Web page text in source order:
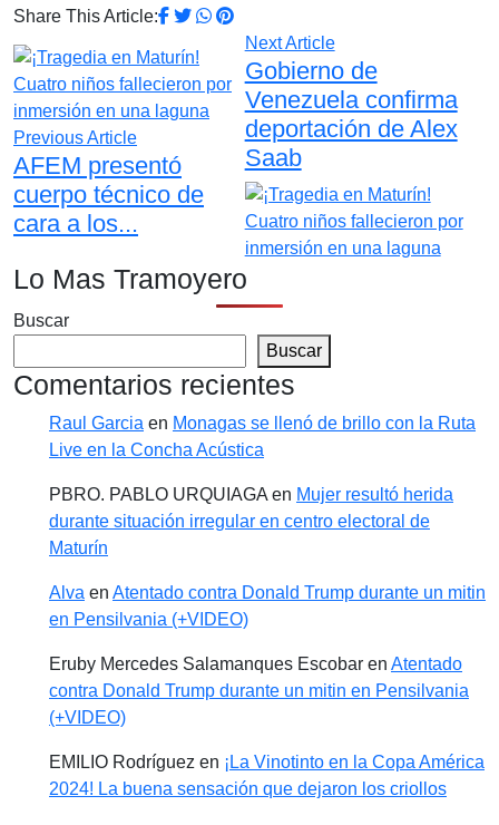
Share This Article:
Previous Article
AFEM presentó
cuerpo técnico de
cara a los...
Next Article
Gobierno de
Venezuela confirma
deportación de Alex
Saab
Lo Mas Tramoyero
Buscar
Buscar
Comentarios recientes
Raul Garcia en Monagas se llenó de brillo con la Ruta
Live en la Concha Acústica
PBRO. PABLO URQUIAGA en Mujer resultó herida
durante situación irregular en centro electoral de
Maturín
Alva en Atentado contra Donald Trump durante un mitin
en Pensilvania (+VIDEO)
Eruby Mercedes Salamanques Escobar en Atentado
contra Donald Trump durante un mitin en Pensilvania
(+VIDEO)
EMILIO Rodríguez en ¡La Vinotinto en la Copa América
2024! La buena sensación que dejaron los criollos